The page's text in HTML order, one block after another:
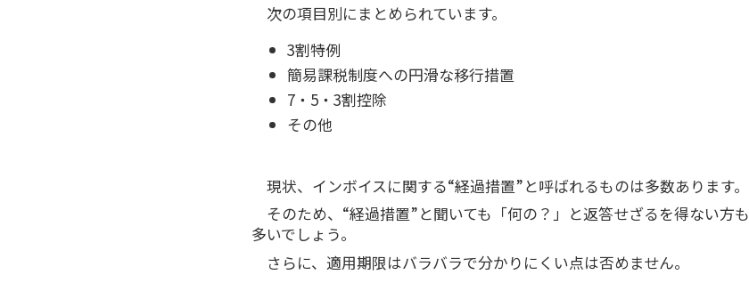
次の項目別にまとめられています。
3割特例
簡易課税制度への円滑な移行措置
7・5・3割控除
その他
現状、インボイスに関する“経過措置”と呼ばれるものは多数あります。
そのため、“経過措置”と聞いても「何の？」と返答せざるを得ない方も
多いでしょう。
さらに、適用期限はバラバラで分かりにくい点は否めません。